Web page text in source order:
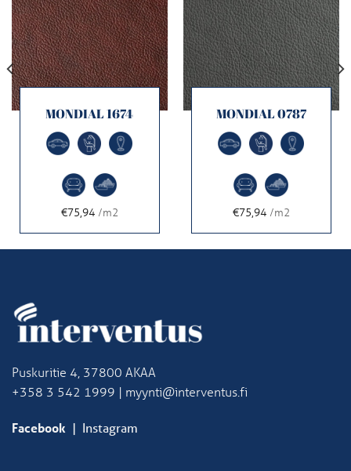
MONDIAL 1674
€75,94/m2
MONDIAL 0787
€75,94/m2
Puskuritie 4, 37800 AKAA
+358 3 542 1999 | myynti@interventus.fi
Facebook | Instagram